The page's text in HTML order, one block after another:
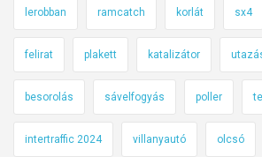
lerobban ramcatch korlát sx4
felirat plakett katalizátor
besorolás sávelfogyás poller
intertraffic 2024 villanyautó olcsó